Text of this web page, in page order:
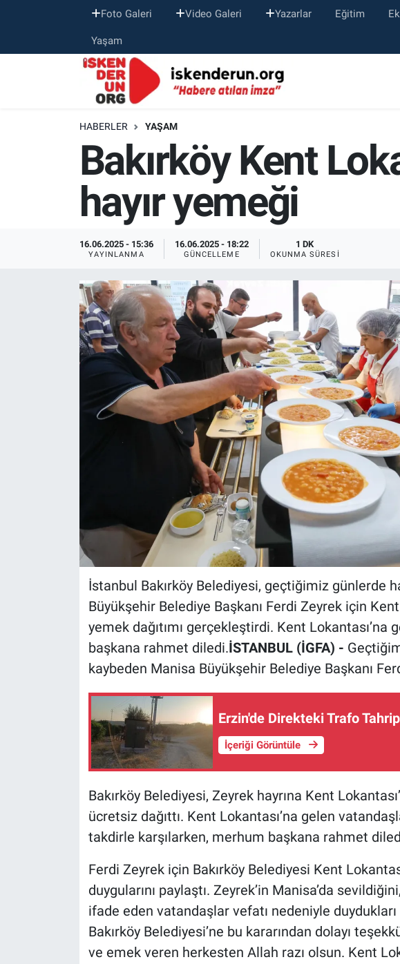
Foto Galeri Video Galeri Yazarlar Eğitim
Yaşam
HABERLER YAŞAM
Bakırköy Kent
hayır yemeği
16.06.2025 - 15:36
YAYINLANMA
16.06.2025 - 18:22
GÜNCELLEME
1 DK
OKUNMA SÜRESI
İstanbul Bakırköy Belediyesi, geçtiğimiz günlerde
Büyükşehir Belediye Başkanı Ferdi Zeyrek için
yemek dağıtımı gerçekleştirdi. Kent
başkana rahmet diledi.İSTANBUL (İGFA) -
kaybeden Manisa Büyükşehir Belediye Başkanı
Erzin'de Direkteki Trafo
İçeriği Görüntüle
Bakırköy Belediyesi, Zeyrek hayrına Kent
ücretsiz dağıttı. Kent Lokantası’na gelen
takdirle karşılarken, merhum başkana rahmet
Ferdi Zeyrek için Bakırköy Belediyesi Kent
duygularını paylaştı. Zeyrek’in Manisa’da
ifade eden vatandaşlar vefatı nedeniyle
Bakırköy Belediyesi’ne bu kararından dolayı
ve emek veren herkesten Allah razı olsun. Kent